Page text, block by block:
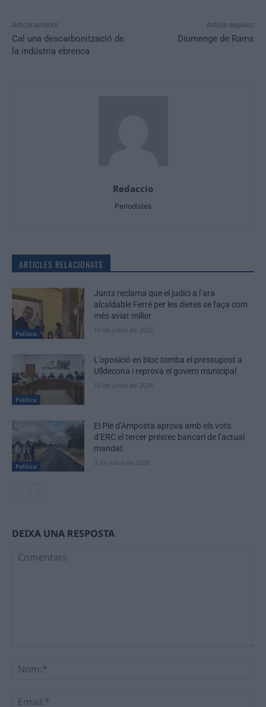
Article anterior
Cal una descarbonització de
la indústria ebrenca
Article següent
Diumenge de Rams
Redaccio
Periodistes
ARTICLES RELACIONATS
Política
Junts reclama que el judici a l’ara
alcaldable Ferré per les dietes se faça com
més aviat millor
10 de juliol de 2026
Política
L’oposició en bloc tomba el pressupost a
Ulldecona i reprova el govern municipal
10 de juliol de 2026
Política
El Ple d’Amposta aprova amb els vots
d’ERC el tercer préstec bancari de l’actual
mandat
3 de juliol de 2026
DEIXA UNA RESPOSTA